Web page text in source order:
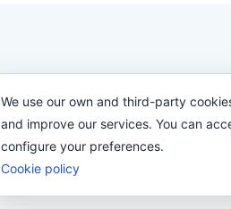
We use our own and third-party
and improve our services. You can
configure your preferences.
Cookie policy